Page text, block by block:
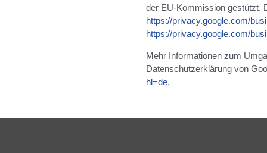
der EU-Kommission gestützt.
https://privacy.google.com/
https://privacy.google.com/
Mehr Informationen zum
Datenschutzerklärung von
hl=de.